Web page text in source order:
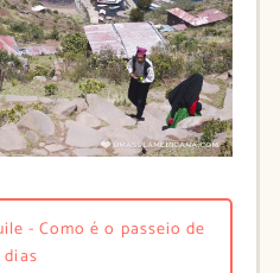
- Como é o passeio de
dias